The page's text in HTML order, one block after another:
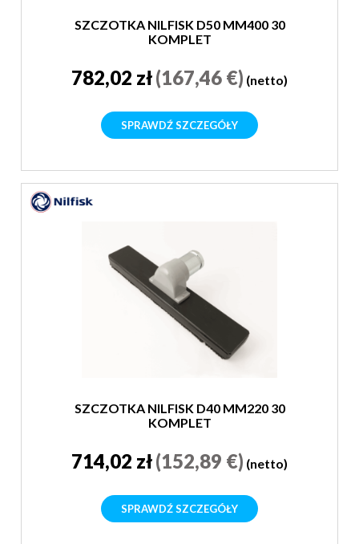
SZCZOTKA NILFISK D50 MM400 30
KOMPLET
782,02 zł(167,46 €) (netto)
SPRAWDŹ SZCZEGÓŁY
SZCZOTKA NILFISK D40 MM220 30
KOMPLET
714,02 zł(152,89 €) (netto)
SPRAWDŹ SZCZEGÓŁY